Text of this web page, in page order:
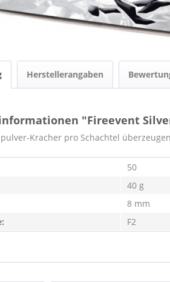
Herstellerangaben
"Fireevent
Kracher pro Schachtel
50
40 g
8 mm
F2